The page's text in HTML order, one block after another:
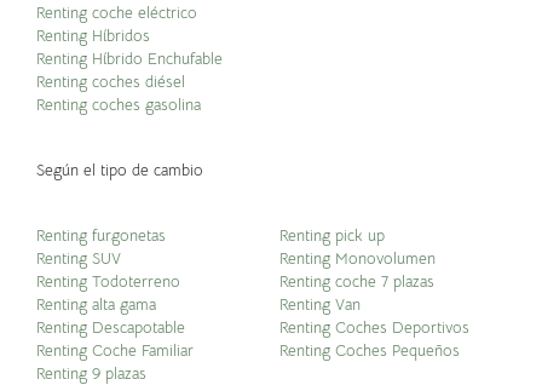
Renting coche eléctrico
Renting Híbridos
Renting Híbrido Enchufable
Renting coches diésel
Renting coches gasolina
Según el tipo de cambio
Renting furgonetas
Renting SUV
Renting Todoterreno
Renting alta gama
Renting Descapotable
Renting Coche Familiar
Renting 9 plazas
Renting pick up
Renting Monovolumen
Renting coche 7 plazas
Renting Van
Renting Coches Deportivos
Renting Coches Pequeños